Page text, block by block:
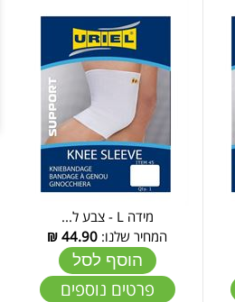
מידה L - צבע ל...
המחיר שלנו: 44.90
₪
הוסף לסל
פרטים נוספים